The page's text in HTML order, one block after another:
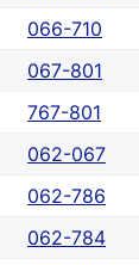
066-710
067-801
767-801
062-067
062-786
062-784